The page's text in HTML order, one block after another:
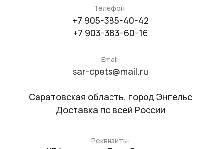
Телефон:
+7 905-385-40-42
+7 903-383-60-16
Email:
sar-cpets@mail.ru
Саратовская область, город Энгельс
Доставка по всей России
Реквизиты: